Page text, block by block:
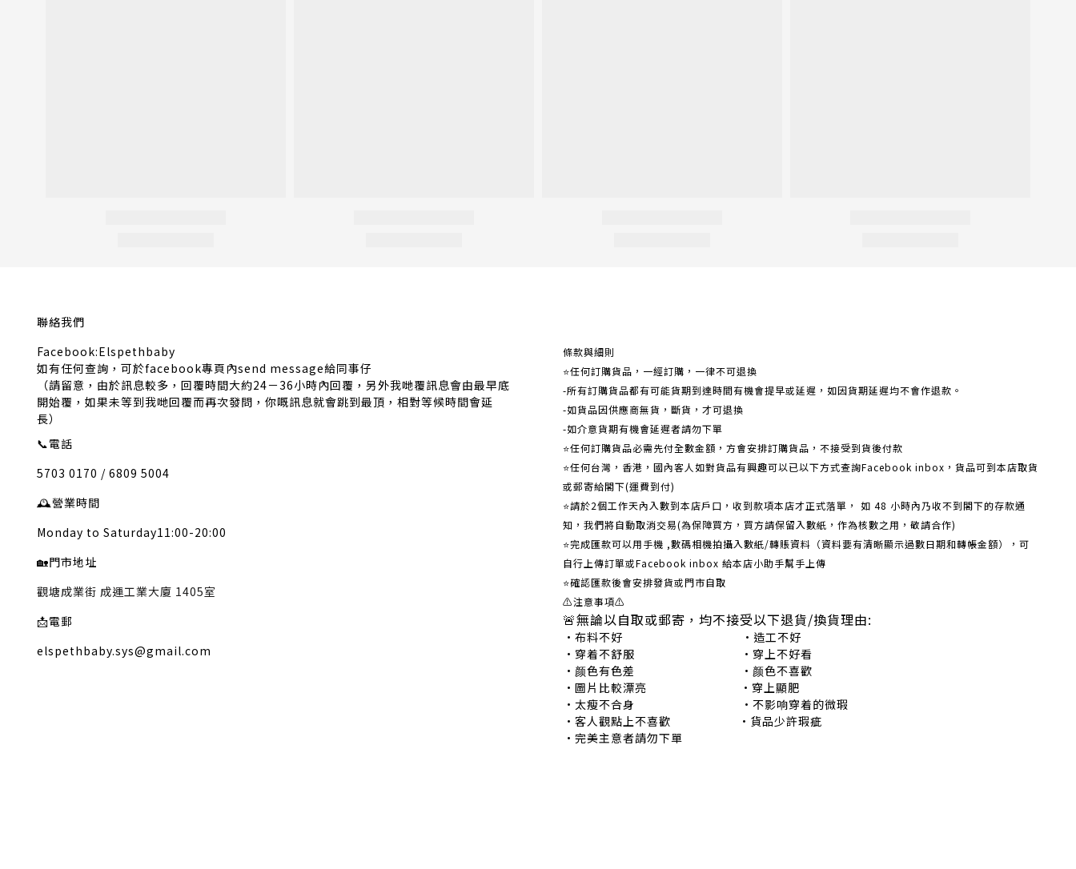
聯絡我們
Facebook:Elspethbaby
如有任何查詢，可於facebook專頁內send message給同事仔
（請留意，由於訊息較多，回覆時間大約24－36小時內回覆，另外我哋覆訊息會由最早底
開始覆，如果未等到我哋回覆而再次發問，你嘅訊息就會跳到最頂，相對等候時間會延
長）
📞電話
5703 0170 / 6809 5004
🕰️營業時間
Monday to Saturday11:00-20:00
🏡門市地址
觀塘成業街 成運工業大廈 1405室
📩電郵
elspethbaby.sys@gmail.com
條款與細則
⭐任何訂購貨品，一經訂購，一律不可退換
-所有訂購貨品都有可能貨期到達時間有機會提早或延遲，如因貨期延遲均不會作退款。
-如貨品因供應商無貨，斷貨，才可退換
-如介意貨期有機會延遲者請勿下單
⭐任何訂購貨品必需先付全數金額，方會安排訂購貨品，不接受到貨後付款
⭐任何台灣，香港，國內客人如對貨品有興趣可以已以下方式查詢Facebook inbox，貨品可到本店取貨
或郵寄給閣下(運費到付)
​​⭐請於2個工作天內入數到本店戶口，收到款項本店才正式落單， 如 48 小時內乃收不到閣下的存款通
知，我們將自動取消交易(為保障買方，買方請保留入數紙，作為核數之用，敬請合作)
⭐完成匯款可以用手機 ,數碼相機拍攝入數紙/轉賬資料（資料要有清晰顯示過數日期和轉帳金額），可
自行上傳訂單或Facebook inbox 給本店小助手幫手上傳
⭐確認匯款後會安排發貨或門市自取
⚠注意事項⚠
🚨無論以自取或郵寄，均不接受以下退貨/換貨理由:
•布料不好 •造工不好
•穿着不舒服 •穿上不好看
•颜色有色差 •颜色不喜歡
•圖片比較漂亮 •穿上顯肥
•太瘦不合身 •不影响穿着的微瑕
•客人觀點上不喜歡 •貨品少許瑕疵
•完美主意者請勿下單